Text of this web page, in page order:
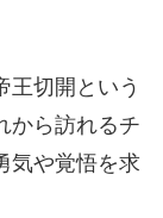
王切開という
から訪れるチ
気や覚悟を求